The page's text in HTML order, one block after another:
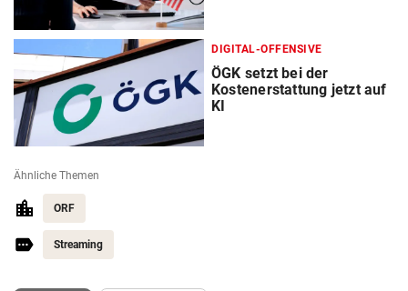
DIGITAL-OFFENSIVE
ÖGK setzt bei der
Kostenerstattung jetzt auf
KI
Ähnliche Themen
ORF
Streaming